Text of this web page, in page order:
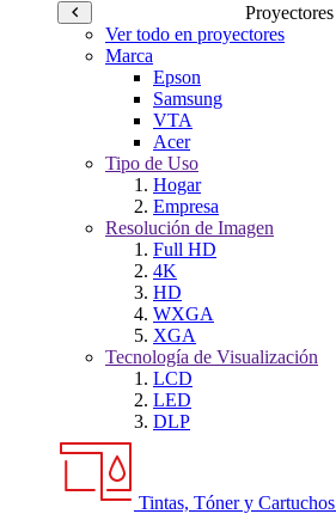
Proyectores
Ver todo en proyectores
Marca
Epson
Samsung
VTA
Acer
Tipo de Uso
Hogar
Empresa
Resolución de Imagen
Full HD
4K
HD
WXGA
XGA
Tecnología de Visualización
LCD
LED
DLP
Tintas, Tóner y Cartuchos